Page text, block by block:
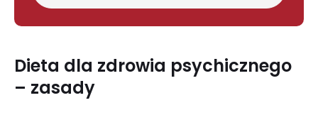
Dieta dla zdrowia psychicznego
– zasady